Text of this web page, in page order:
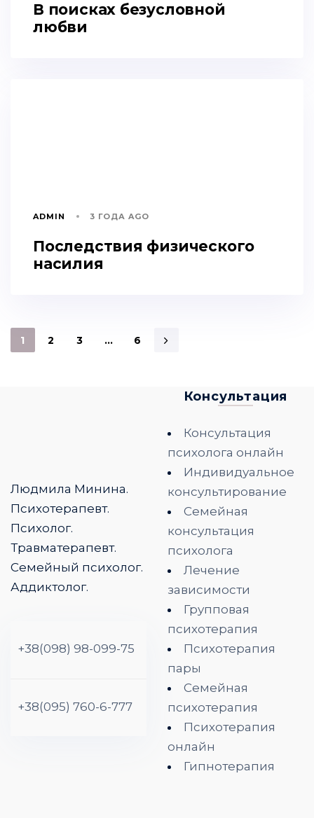
В поисках безусловной
любви
ADMIN 3 ГОДА AGO
Последствия физического
насилия
1 2 3 … 6
Людмила Минина.
Психотерапевт.
Психолог.
Травматерапевт.
Семейный психолог.
Аддиктолог.
+38(098) 98-099-75
+38(095) 760-6-777
Консультация
Консультация
психолога онлайн
Индивидуальное
консультирование
Семейная
консультация
психолога
Лечение
зависимости
Групповая
психотерапия
Психотерапия
пары
Семейная
психотерапия
Психотерапия
онлайн
Гипнотерапия